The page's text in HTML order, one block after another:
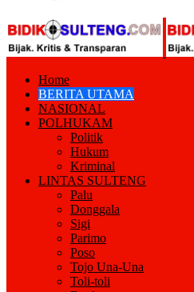
Home
BERITA UTAMA
NASIONAL
POLHUKAM
Politik
Hukum
Kriminal
LINTAS SULTENG
Palu
Donggala
Sigi
Parimo
Poso
Tojo Una-Una
Toli-toli